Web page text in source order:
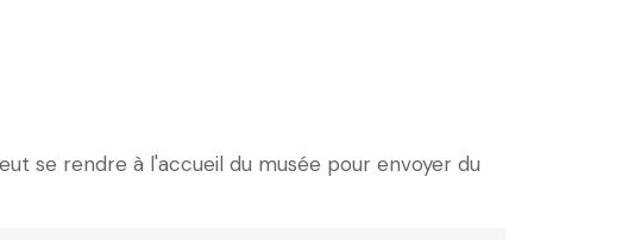
se rendre à l'accueil du musée pour envoyer du